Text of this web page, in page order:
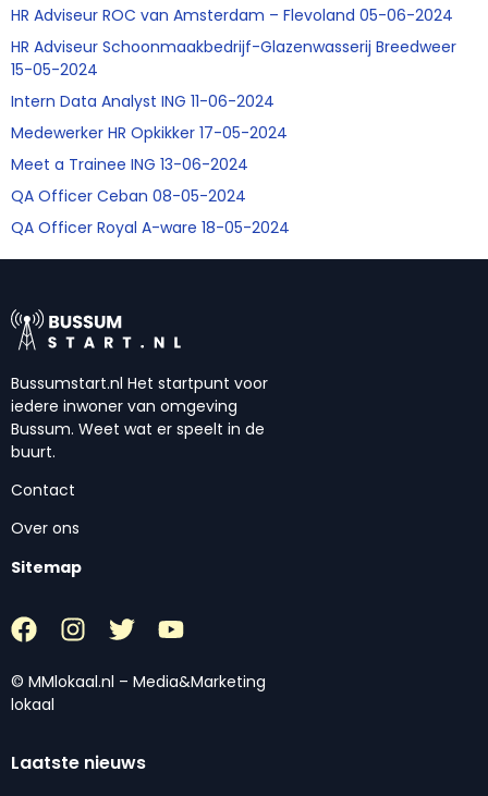
HR Adviseur ROC van Amsterdam – Flevoland 05-06-2024
HR Adviseur Schoonmaakbedrijf-Glazenwasserij Breedweer
15-05-2024
Intern Data Analyst ING 11-06-2024
Medewerker HR Opkikker 17-05-2024
Meet a Trainee ING 13-06-2024
QA Officer Ceban 08-05-2024
QA Officer Royal A-ware 18-05-2024
Bussumstart.nl Het startpunt voor
iedere inwoner van omgeving
Bussum. Weet wat er speelt in de
buurt.
Contact
Over ons
Sitemap
© MMlokaal.nl – Media&Marketing
lokaal
Laatste nieuws